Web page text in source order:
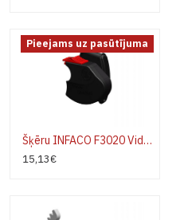
Pieejams uz pasūtījuma
Šķēru INFACO F3020 Vidējā asmeņa jostas turētājs
15,13€